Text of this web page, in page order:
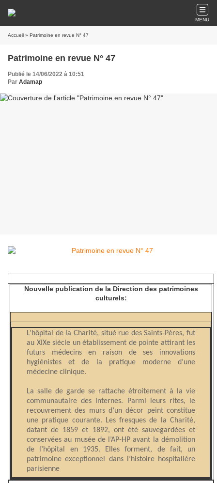
MENU
Accueil » Patrimoine en revue N° 47
Patrimoine en revue N° 47
Publié le 14/06/2022 à 10:51
Par Adamap
Nouvelle publication de la Direction des patrimoines
culturels:
L’hôpital de la Charité, situé rue des Saints-Pères, fut
au XIXe siècle un établissement de pointe attirant les
futurs médecins en raison de ses innovations
hygiénistes et de la pratique moderne d’une
médecine clinique.
La salle de garde se rattache étroitement à la vie
communautaire des internes. Parmi leurs rites, le
recouvrement des murs d’un décor peint constitue
une pratique courante. Les fresques de la Charité,
datant de 1859 et 1892, ont été sauvegardées et
conservées au musée de l’AP-HP avant la démolition
de l’hôpital en 1935. Elles forment, de fait, un
patrimoine exceptionnel dans l’histoire hospitalière
parisienne